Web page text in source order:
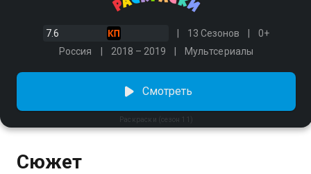
7.6 13 Сезонов
0+
Россия
2018 – 2019 Мультсериалы
Раскраски (сезон 11)
Смотреть
Сюжет